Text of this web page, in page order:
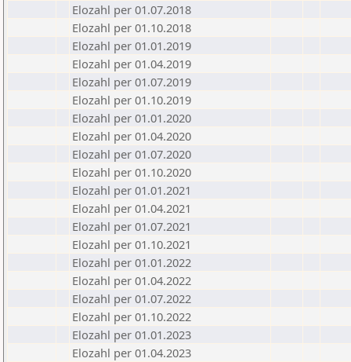
Elozahl per 01.07.2018
Elozahl per 01.10.2018
Elozahl per 01.01.2019
Elozahl per 01.04.2019
Elozahl per 01.07.2019
Elozahl per 01.10.2019
Elozahl per 01.01.2020
Elozahl per 01.04.2020
Elozahl per 01.07.2020
Elozahl per 01.10.2020
Elozahl per 01.01.2021
Elozahl per 01.04.2021
Elozahl per 01.07.2021
Elozahl per 01.10.2021
Elozahl per 01.01.2022
Elozahl per 01.04.2022
Elozahl per 01.07.2022
Elozahl per 01.10.2022
Elozahl per 01.01.2023
Elozahl per 01.04.2023